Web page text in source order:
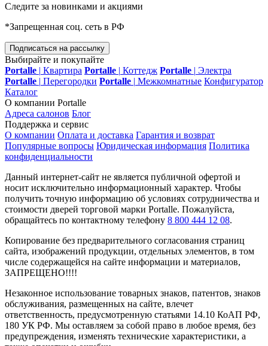
Следите за новинками и акциями
*Запрещенная соц. сеть в РФ
Подписаться на рассылку
Выбирайте и покупайте
Portalle | Квартира Portalle | Коттедж Portalle | Электра
Portalle | Перегородки Portalle | Межкомнатные Конфигуратор
Каталог
О компании Portalle
Адреса салонов Блог
Поддержка и сервис
О компании Оплата и доставка Гарантия и возврат
Популярные вопросы Юридическая информация Политика
конфиденциальности
Данный интернет-сайт не является публичной офертой и
носит исключительно информационный характер. Чтобы
получить точную информацию об условиях сотрудничества и
стоимости дверей торговой марки Portalle. Пожалуйста,
обращайтесь по контактному телефону 8 800 444 12 08.
Копирование без предварительного согласования страниц
сайта, изображений продукции, отдельных элементов, в том
числе содержащейся на сайте информации и материалов,
ЗАПРЕЩЕНО!!!!
Незаконное использование товарных знаков, патентов, знаков
обслуживания, размещенных на сайте, влечет
ответственность, предусмотренную статьями 14.10 КоАП РФ,
180 УК РФ. Мы оставляем за собой право в любое время, без
предупреждения, изменять технические характеристики, а